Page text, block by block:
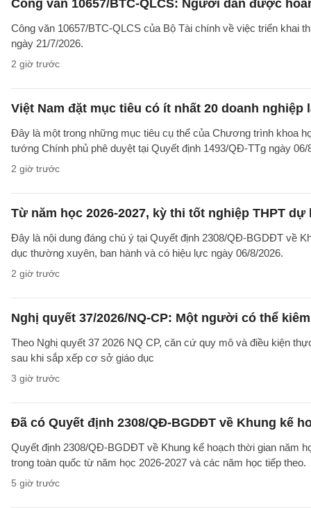
Công văn 10657/BTC-QLCS: Người dân được
Công văn 10657/BTC-QLCS của Bộ Tài chính về việc triển khai
ngày 21/7/2026.
2 giờ trước
Việt Nam đặt mục tiêu có ít nhất 20 doanh
Đây là một trong những mục tiêu cụ thể của Chương trình khoa
tướng Chính phủ phê duyệt tại Quyết định 1493/QĐ-TTg ngày
2 giờ trước
Từ năm học 2026-2027, kỳ thi tốt nghiệp THPT
Đây là nội dung đáng chú ý tại Quyết định 2308/QĐ-BGDĐT về
dục thường xuyên, ban hành và có hiệu lực ngày 06/8/2026.
2 giờ trước
Nghị quyết 37/2026/NQ-CP: Một người có thể
Theo Nghị quyết 37 2026 NQ CP, căn cứ quy mô và điều kiện
sau khi sắp xếp cơ sở giáo dục
3 giờ trước
Đã có Quyết định 2308/QĐ-BGDĐT về Khung kế
Quyết định 2308/QĐ-BGDĐT về Khung kế hoạch thời gian năm
trong toàn quốc từ năm học 2026-2027 và các năm học tiếp theo.
5 giờ trước